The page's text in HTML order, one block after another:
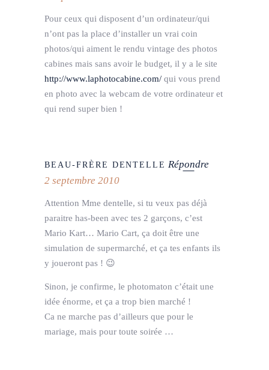
Pour ceux qui disposent d’un ordinateur/qui
n’ont pas la place d’installer un vrai coin
photos/qui aiment le rendu vintage des photos
cabines mais sans avoir le budget, il y a le site
http://www.laphotocabine.com/ qui vous prend
en photo avec la webcam de votre ordinateur et
qui rend super bien !
BEAU-FRÈRE DENTELLE Répondre
2 septembre 2010
Attention Mme dentelle, si tu veux pas déjà
paraitre has-been avec tes 2 garçons, c’est
Mario Kart… Mario Cart, ça doit être une
simulation de supermarché, et ça tes enfants ils
y joueront pas ! 😉
Sinon, je confirme, le photomaton c’était une
idée énorme, et ça a trop bien marché !
Ca ne marche pas d’ailleurs que pour le
mariage, mais pour toute soirée …